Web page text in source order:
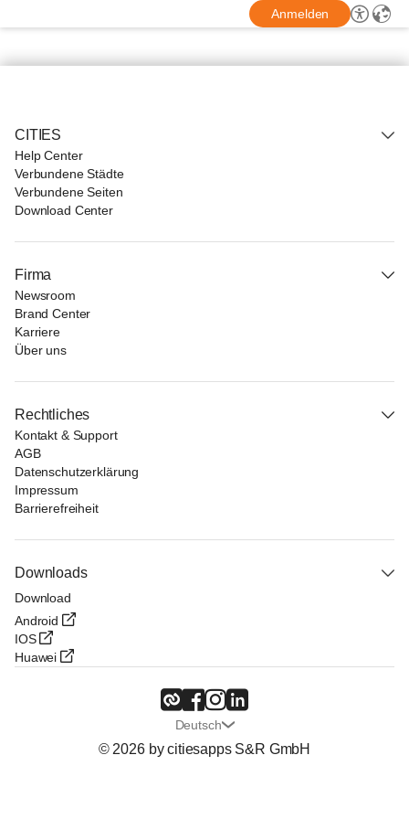
Anmelden
CITIES
Help Center
Verbundene Städte
Verbundene Seiten
Download Center
Firma
Newsroom
Brand Center
Karriere
Über uns
Rechtliches
Kontakt & Support
AGB
Datenschutzerklärung
Impressum
Barrierefreiheit
Downloads
Download
Android
IOS
Huawei
Deutsch
© 2026 by citiesapps S&R GmbH